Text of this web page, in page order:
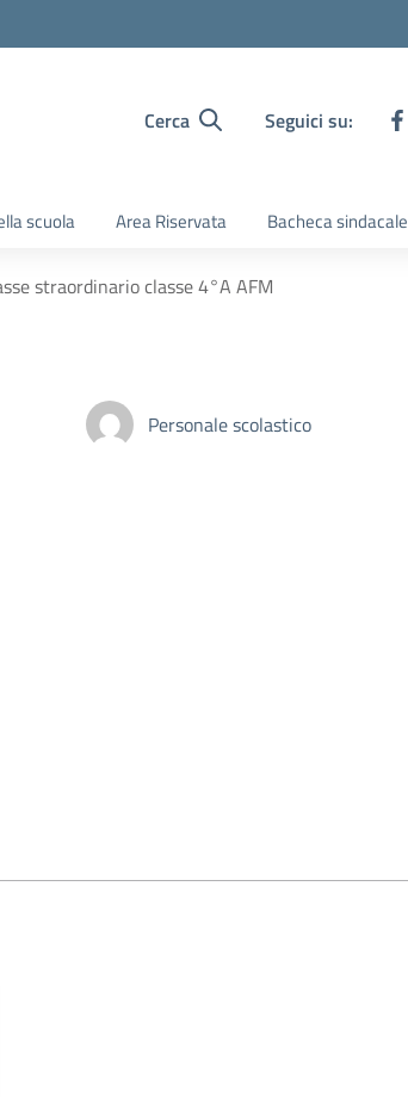
Cerca Seguici su:
scuola Area Riservata Bacheca sindacale
straordinario classe 4°A AFM
Personale scolastico